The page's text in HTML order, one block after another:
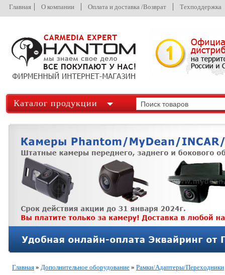
Главная О компании Оплата и доставка /Возврат Техподдержка
Каталог продукции
Главная » Дополнительное оборудование » Рамки/Адаптеры/Переходники